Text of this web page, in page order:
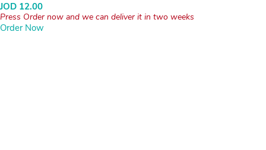
JOD 12.00
Press Order now and we can deliver it in two weeks
Order Now